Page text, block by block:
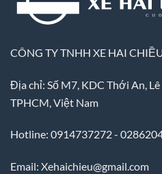
CÔNG TY TNHH XE HAI
Địa chỉ: Số M7, KDC Thới An,
TPHCM, Việt Nam
Hotline: 0914737272 -
Email: Xehaichieu@gmail.com